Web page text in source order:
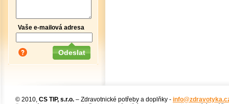
Vaše e-mailová adresa
© 2010, CS TIP, s.r.o. – Zdravotnické potřeby a doplňky -